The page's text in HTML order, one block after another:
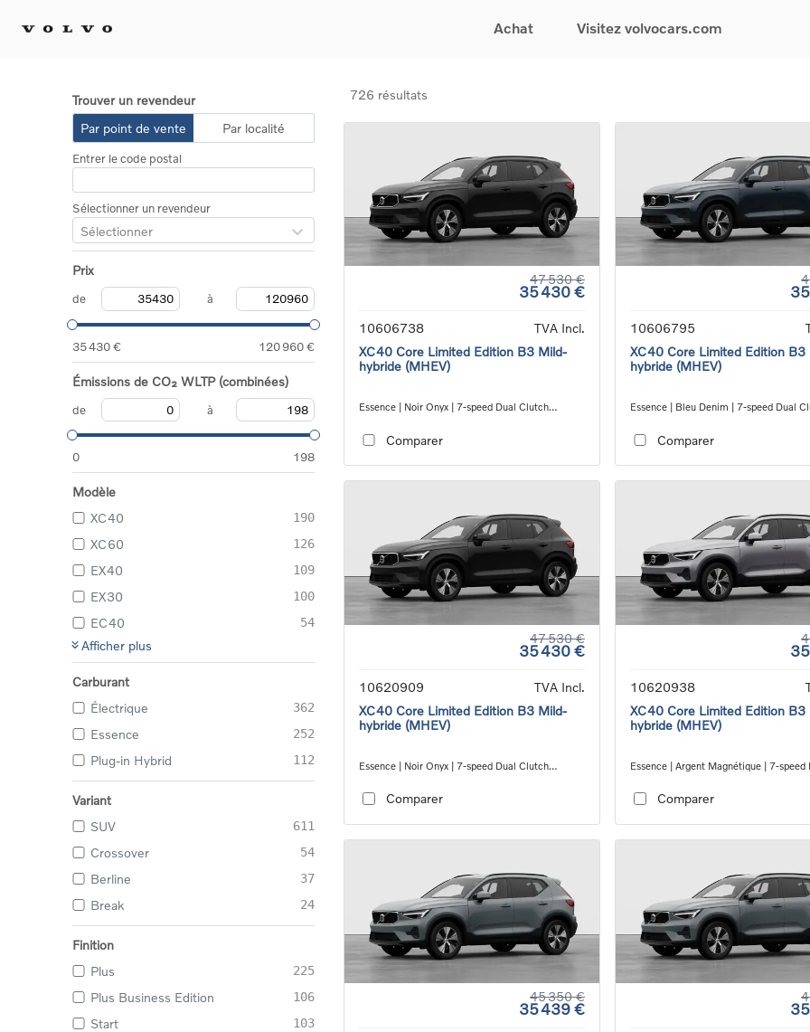
Achat
EX40
EC40
EX90
ES90
XC40
Voitures hybrides
rechargeables
Voitures micro-hybrides
SUV
Break
Visitez volvocars.com
Offres du moment
Voitures d'occasion
certifiées
Voitures de société &
Flotte
rechargeables
Assurances
Entretien &
Reprise de votre
Volvo Support
Garantie
Service de
Trouver un
Trouver un revendeur
Par point de vente
Par localité
Entrer le code postal
Sélectionner un revendeur
Sélectionner
Prix
de à
35 430 € 120 960 €
Émissions de CO₂ WLTP (combinées)
de à
0 198
Modèle
XC40
190
XC60 126
EX40 109
EX30 100
EC40 54
Afficher plus
Carburant
Électrique
362
Essence 252
Plug-in Hybrid 112
Variant
SUV
611
Crossover 54
Berline 37
Break 24
Finition
Plus
225
Plus Business Edition 106
Start 103
726 résultats
47 530 €
35 430 €
10606738
TVA Incl.
XC40 Core Limited Edition B3 Mild-
hybride (MHEV)
Essence | Noir Onyx | 7-speed Dual Clutch
Comparer
10606795
XC40 Core Limited Edition B3
hybride (MHEV)
Essence | Bleu Denim | 7-speed Dual
Comparer
47 530 €
35 430 €
10620909
TVA Incl.
XC40 Core Limited Edition B3 Mild-
hybride (MHEV)
Essence | Noir Onyx | 7-speed Dual Clutch
Comparer
10620938
XC40 Core Limited Edition B3
hybride (MHEV)
Essence | Argent Magnétique | 7-speed
Comparer
45 350 €
35 439 €